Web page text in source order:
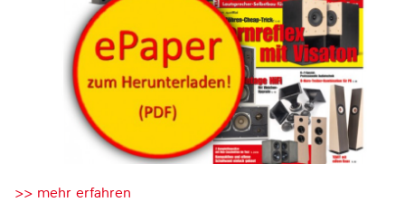
>> mehr erfahren